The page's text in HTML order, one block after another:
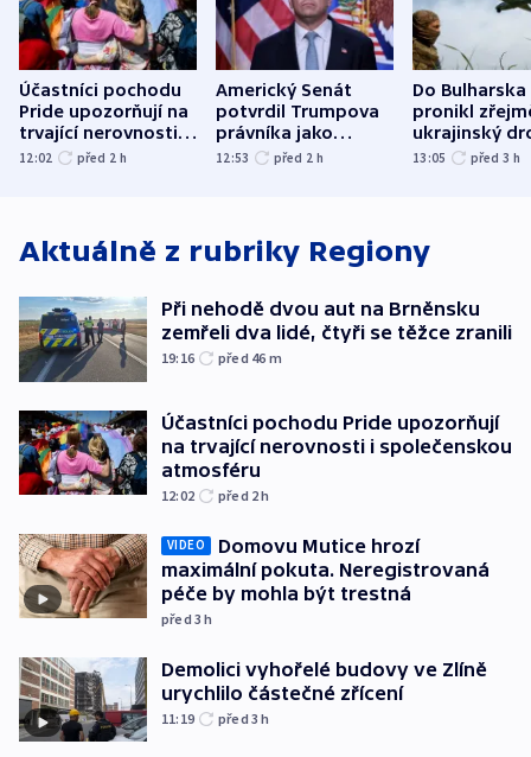
Účastníci pochodu
Pride upozorňují na
trvající nerovnosti i
společenskou
12:02 před 2 h
Americký Senát
potvrdil Trumpova
právníka jako
ministra
12:53 před 2 h
Do Bulharska
pronikl
ukrajinský
explodoval
13:05 před 3 h
Aktuálně z rubriky Regiony
Při nehodě dvou aut na Brněnsku
zemřeli dva lidé, čtyři se těžce zranili
19:16 před 46 m
Účastníci pochodu Pride upozorňují
na trvající nerovnosti i společenskou
atmosféru
12:02 před 2h
VIDEO
Domovu Mutice hrozí
maximální pokuta. Neregistrovaná
péče by mohla být trestná
před 3h
Demolici vyhořelé budovy ve Zlíně
urychlilo částečné zřícení
11:19 před 3h